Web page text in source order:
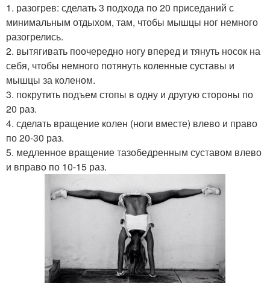
1. разогрев: сделать 3 подхода по 20 приседаний с
минимальным отдыхом, там, чтобы мышцы ног немного
разогрелись.
2. вытягивать поочередно ногу вперед и тянуть носок на
себя, чтобы немного потянуть коленные суставы и
мышцы за коленом.
3. покрутить подъем стопы в одну и другую стороны по
20 раз.
4. сделать вращение колен (ноги вместе) влево и право
по 20-30 раз.
5. медленное вращение тазобедренным суставом влево
и вправо по 10-15 раз.